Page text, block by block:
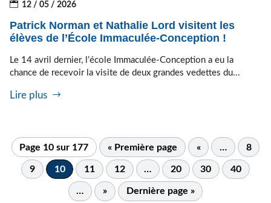
12 / 05 / 2026
Patrick Norman et Nathalie Lord visitent les
élèves de l’École Immaculée-Conception !
Le 14 avril dernier, l’école Immaculée-Conception a eu la
chance de recevoir la visite de deux grandes vedettes du...
Lire plus
Page 10 sur 177 « Première page « … 8
9 10 11 12 … 20 30 40
… » Dernière page »